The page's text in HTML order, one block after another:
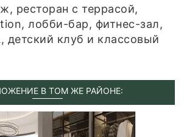
ресторан с террасой,
лобби-бар, фитнес-зал,
детский клуб и классовый
В ТОМ ЖЕ РАЙОНЕ: